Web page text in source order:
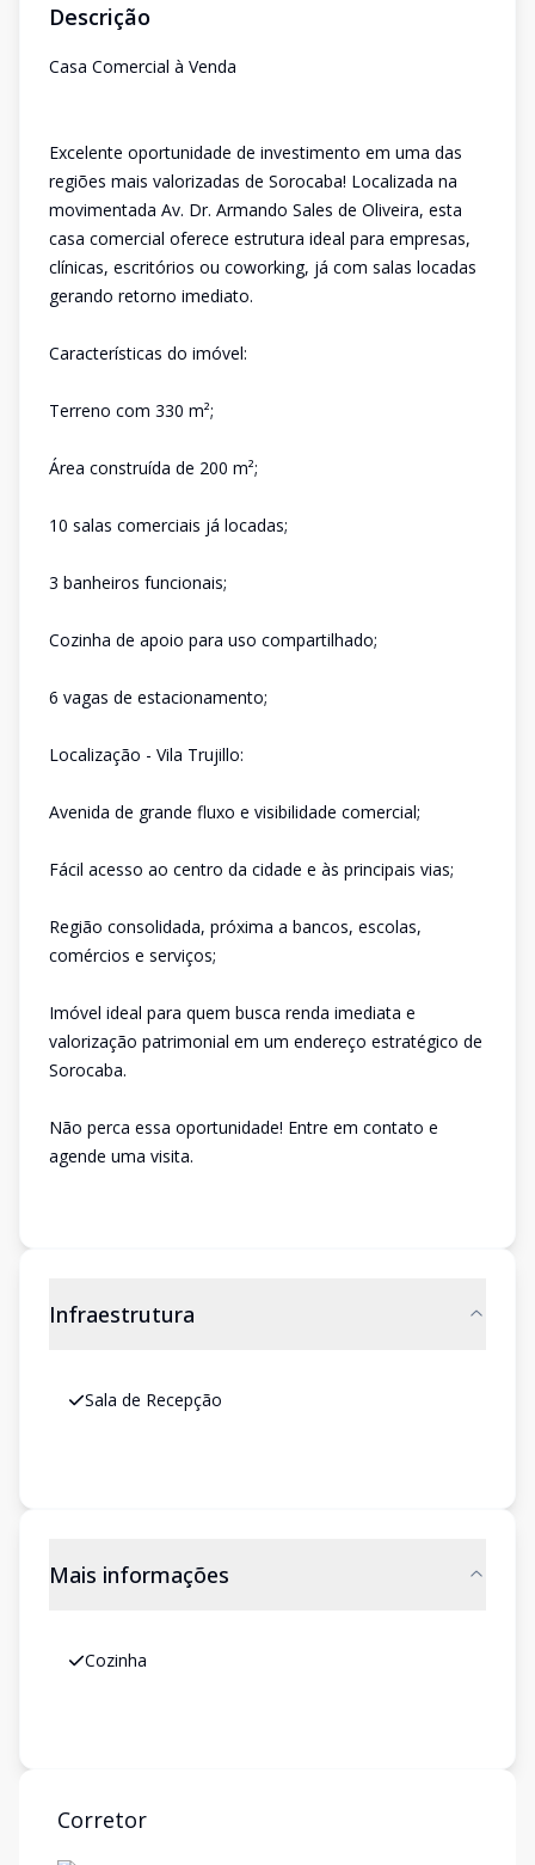
Descrição
Casa Comercial à Venda
Excelente oportunidade de investimento em uma das
regiões mais valorizadas de Sorocaba! Localizada na
movimentada Av. Dr. Armando Sales de Oliveira, esta
casa comercial oferece estrutura ideal para empresas,
clínicas, escritórios ou coworking, já com salas locadas
gerando retorno imediato.
Características do imóvel:
Terreno com 330 m²;
Área construída de 200 m²;
10 salas comerciais já locadas;
3 banheiros funcionais;
Cozinha de apoio para uso compartilhado;
6 vagas de estacionamento;
Localização - Vila Trujillo:
Avenida de grande fluxo e visibilidade comercial;
Fácil acesso ao centro da cidade e às principais vias;
Região consolidada, próxima a bancos, escolas,
comércios e serviços;
Imóvel ideal para quem busca renda imediata e
valorização patrimonial em um endereço estratégico de
Sorocaba.
Não perca essa oportunidade! Entre em contato e
agende uma visita.
Infraestrutura
Sala de Recepção
Mais informações
Cozinha
Corretor